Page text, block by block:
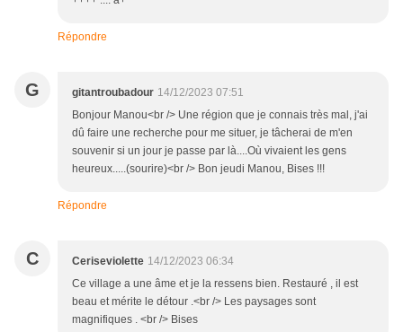
Répondre
G gitantroubadour 14/12/2023 07:51
Bonjour Manou<br /> Une région que je connais très mal, j'ai
dû faire une recherche pour me situer, je tâcherai de m'en
souvenir si un jour je passe par là....Où vivaient les gens
heureux.....(sourire)<br /> Bon jeudi Manou, Bises !!!
Répondre
C Ceriseviolette 14/12/2023 06:34
Ce village a une âme et je la ressens bien. Restauré , il est
beau et mérite le détour .<br /> Les paysages sont
magnifiques . <br /> Bises